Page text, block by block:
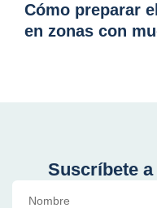
Cómo preparar
en zonas con
Suscríbete